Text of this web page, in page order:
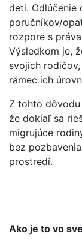
deti.
poručníkov/
rozpore s
Výsledkom je,
svojich
rámec ich
Z tohto
že dokiaľ sa
migrujúce
bez
prostredí.
Ako je to vo